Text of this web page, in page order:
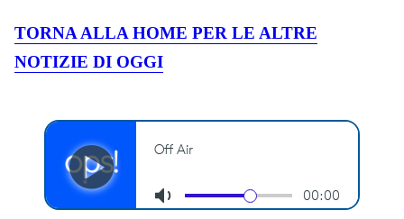
TORNA ALLA HOME PER LE ALTRE
NOTIZIE DI OGGI